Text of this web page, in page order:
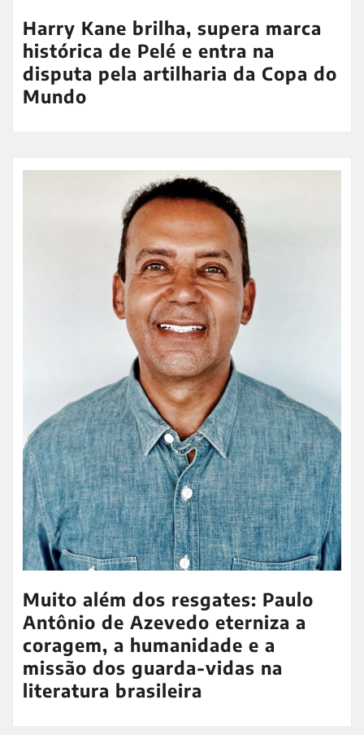
Harry Kane brilha, supera marca
histórica de Pelé e entra na
disputa pela artilharia da Copa do
Mundo
Muito além dos resgates: Paulo
Antônio de Azevedo eterniza a
coragem, a humanidade e a
missão dos guarda-vidas na
literatura brasileira